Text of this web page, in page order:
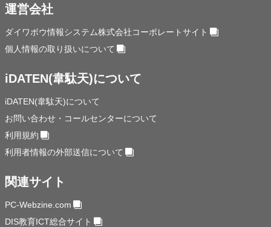
運営会社
ダイワボウ情報システム株式会社コーポレートサイト
個人情報の取り扱いについて
iDATEN(韋駄天)について
iDATEN(韋駄天)について
お問い合わせ・コールセンターについて
利用規約
利用者情報の外部送信について
関連サイト
PC-Webzine.com
DIS教育ICT総合サイト